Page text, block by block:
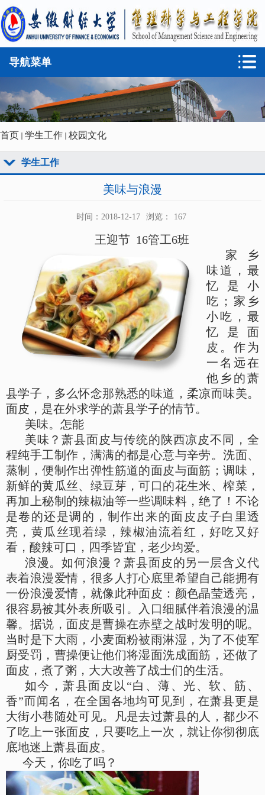
导航菜单
首页 学生工作 校园文化
学生工作
美味与浪漫
时间：2018-12-17 浏览： 167
王迎节 16管工6班
家乡
味道，最
忆是小
吃；家乡
小吃，最
忆是面
皮。作为
一名远在
他乡的萧
县学子，多么怀念那熟悉的味道，柔凉而味美。
面皮，是在外求学的萧县学子的情节。
美味。怎能
美味？萧县面皮与传统的陕西凉皮不同，全
程纯手工制作，满满的都是心意与辛劳。洗面、
蒸制，便制作出弹性筋道的面皮与面筋；调味，
新鲜的黄瓜丝、绿豆芽，可口的花生米、榨菜，
再加上秘制的辣椒油等一些调味料，绝了！不论
是卷的还是调的，制作出来的面皮皮子白里透
亮，黄瓜丝现着绿，辣椒油流着红，好吃又好
看，酸辣可口，四季皆宜，老少均爱。
浪漫。如何浪漫？萧县面皮的另一层含义代
表着浪漫爱情，很多人打心底里希望自己能拥有
一份浪漫爱情，就像此种面皮：颜色晶莹透亮，
很容易被其外表所吸引。入口细腻伴着浪漫的温
馨。据说，面皮是曹操在赤壁之战时发明的呢。
当时是下大雨，小麦面粉被雨淋湿，为了不使军
厨受罚，曹操便让他们将湿面洗成面筋，还做了
面皮，煮了粥，大大改善了战士们的生活。
如今，萧县面皮以“白、薄、光、软、筋、
香”而闻名，在全国各地均可见到，在萧县更是
大街小巷随处可见。凡是去过萧县的人，都少不
了吃上一张面皮，只要吃上一次，就让你彻彻底
底地迷上萧县面皮。
今天，你吃了吗？